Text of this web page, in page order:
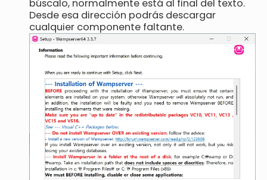
búscalo, normalmente está al final del texto.
Desde esa dirección podrás descargar
cualquier componente faltante.